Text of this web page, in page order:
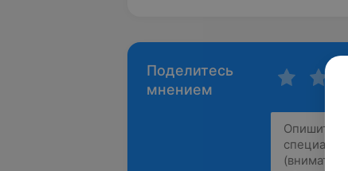
Поделитесь
мнением